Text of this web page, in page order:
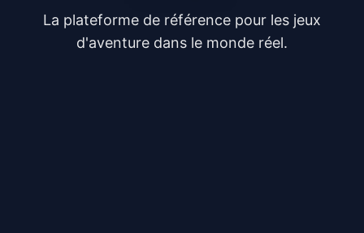
La plateforme de référence pour les jeux
d'aventure dans le monde réel.